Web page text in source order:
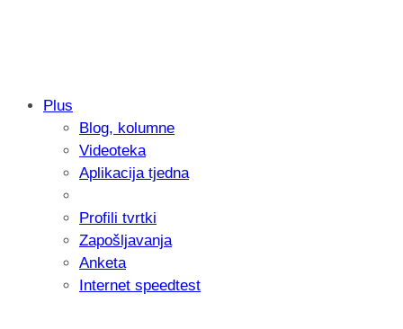
Samsung otkrio kako je nastajala
donijelo tanje i izdržljivije preklopne
Plus
Blog, kolumne
Videoteka
Aplikacija tjedna
Profili tvrtki
Zapošljavanja
Anketa
Internet speedtest